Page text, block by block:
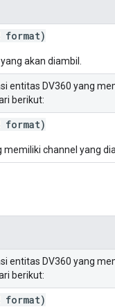
format)
akan diambil.
entitas DV360 yang
berikut:
format)
memiliki channel yang
entitas DV360 yang
berikut:
format)